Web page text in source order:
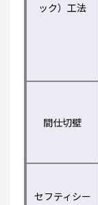
ック）工法
間仕切壁
セフティシー